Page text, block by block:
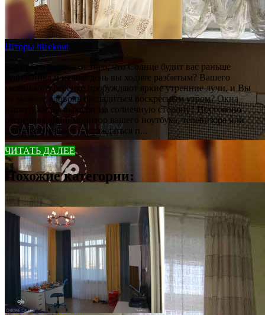
Шторы blackout
Вы просыпаетесь от того, что Солнце будит вас раньше
будильника и целый день вы ходите разбитым? Вашего
маленького ребенка пробуждают яркие утренние лучи, и Вы
не можете вдоволь насладиться воскресным утром? Окна
вашего жилья выходят на солнечную сторону? Постоянно
отсвечивающий монитор вашего ноутбука, телевизора или
планшета мешает наслаждаться п...
ЧИТАТЬ ДАЛЕЕ
Похожие категории: